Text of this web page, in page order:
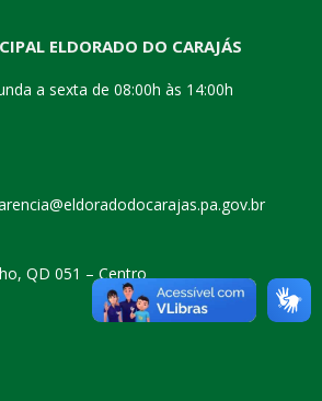
ELDORADO DO CARAJÁS
a sexta de 08:00h às 14:00h
QD 051 – Centro